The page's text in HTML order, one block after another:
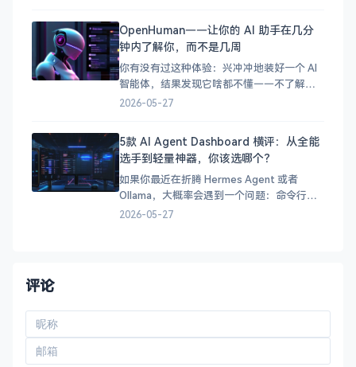
英伟达要进军 PC 处理器市场了！
OpenHuman——让你的 AI 助手在几分
钟内了解你，而不是几周
你有没有过这种体验：兴冲冲地装好一个 AI
智能体，结果发现它啥都不懂——不了解你
的项目、不了解你的习惯、不了解你的技术
问题而生的。这个开源智能体框架的核心理
念很简单：让 AI 在几分钟内了解你，而不是
让你等
2026-05-27
5款 AI Agent Dashboard 横评：从全能
选手到轻量神器，你该选哪个？
如果你最近在折腾 Hermes Agent 或者
Ollama，大概率会遇到一个问题：命令行用
着爽，但总想有个 Web 界面可以随时看看状
2026-05-27
评论